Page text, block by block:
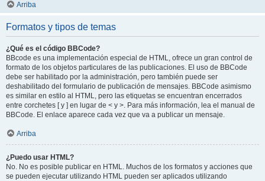
Arriba
Formatos y tipos de temas
¿Qué es el código BBCode?
BBcode es una implementación especial de HTML, ofrece un gran control de
formato de los objetos particulares de las publicaciones. El uso de BBCode
debe ser habilitado por la administración, pero también puede ser
deshabilitado del formulario de publicación de mensajes. BBCode asimismo
es similar en estilo al HTML, pero las etiquetas se encuentran encerrados
entre corchetes [ y ] en lugar de < y >. Para más información, lea el manual de
BBCode. El enlace aparece cada vez que va a publicar un mensaje.
Arriba
¿Puedo usar HTML?
No. No es posible publicar en HTML. Muchos de los formatos y acciones que
se pueden ejecutar utilizando HTML pueden ser aplicados utilizando